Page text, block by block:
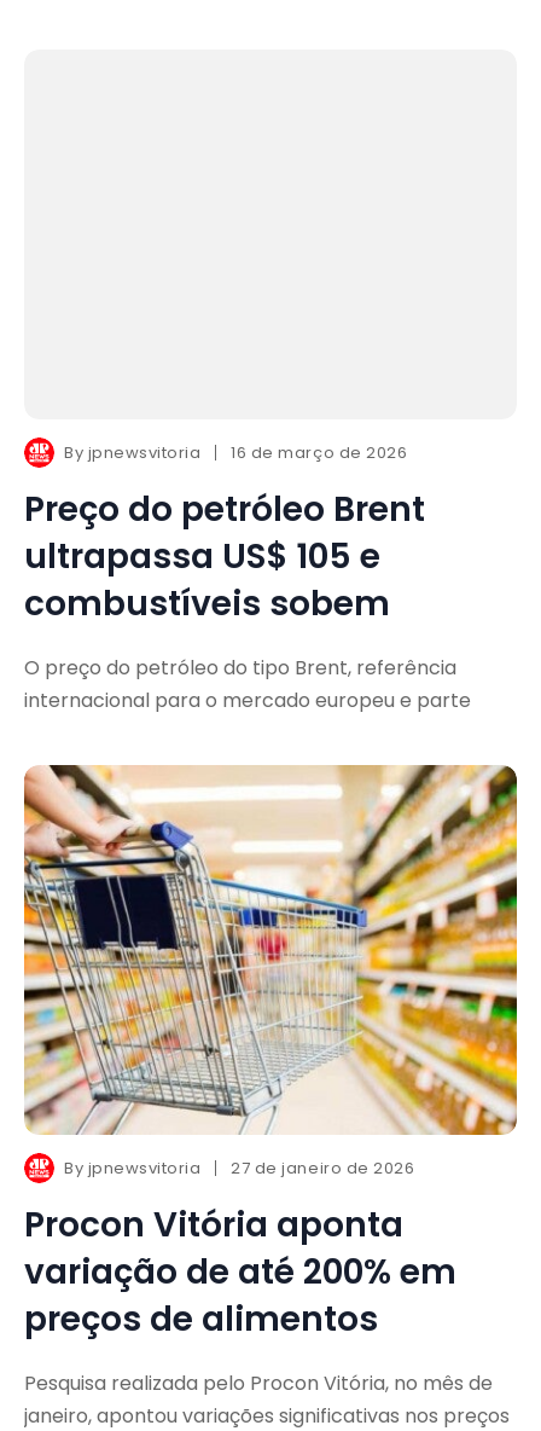
By jpnewsvitoria 16 de março de 2026
Preço do petróleo Brent
ultrapassa US$ 105 e
combustíveis sobem
O preço do petróleo do tipo Brent, referência
internacional para o mercado europeu e parte
By jpnewsvitoria 27 de janeiro de 2026
Procon Vitória aponta
variação de até 200% em
preços de alimentos
Pesquisa realizada pelo Procon Vitória, no mês de
janeiro, apontou variações significativas nos preços